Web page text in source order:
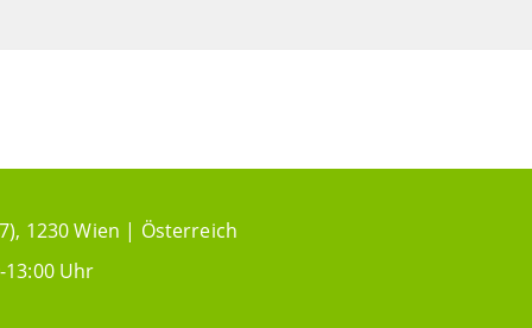
1230 Wien | Österreich
Uhr